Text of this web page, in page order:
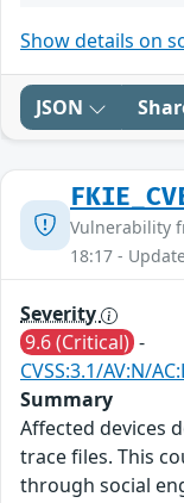
Show details on
JSON
Vulnerability
18:17 -
Severity
9.6 (Critical) -
CVSS:3.1/AV:N/
Summary
Affected devices
trace files. This
through social